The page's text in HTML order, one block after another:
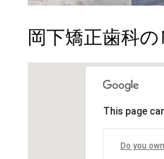
岡下矯正歯科の
This page
Do you